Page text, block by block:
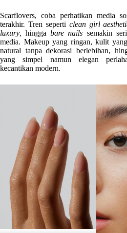
Scarflovers, coba perhatikan media
terakhir. Tren seperti clean girl
luxury, hinggabare nails semakin
media. Makeup yang ringan, kulit
natural tanpa dekorasi berlebihan,
yang simpel namun elegan
kecantikan modern.